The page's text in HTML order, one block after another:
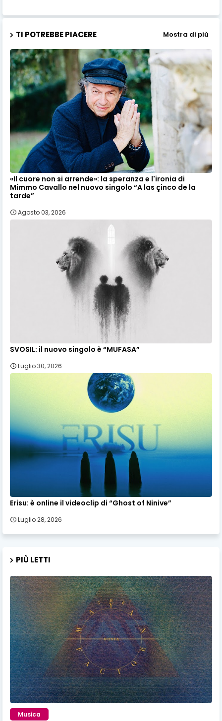
TI POTREBBE PIACERE Mostra di più
«Il cuore non si arrende»: la speranza e l'ironia di
Mimmo Cavallo nel nuovo singolo “A las çinco de la
tarde”
Agosto 03, 2026
SVOSIL: il nuovo singolo è “MUFASA”
Luglio 30, 2026
Erisu: è online il videoclip di “Ghost of Ninive”
Luglio 28, 2026
PIÙ LETTI
Musica